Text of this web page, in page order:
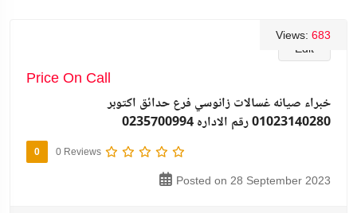
Edit
Views: 683
Price On Call
خبراء صيانه غسالات زانوسي فرع حدائق اكتوبر
01023140280 رقم الاداره 0235700994
0 0 Reviews
Posted on 28 September 2023